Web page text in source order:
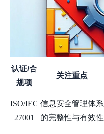
认证/合
规项
关注重点
ISO/IEC
27001
信息安全管理体系
的完整性与有效性